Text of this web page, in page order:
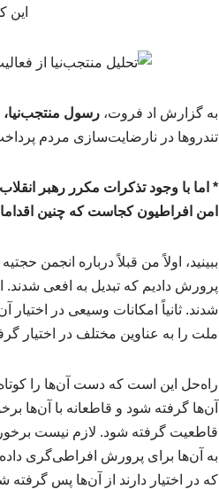
به گزارش اد فروت،رسول
تندروها در نارضایت‌سازی مردم
* اما با وجود تذکرات مکرر رهبر
امن افراطیون کجاست که چنین
ببینید، اولاً من قبلاً درباره انجمن
پرورش دادیم که تبدیل به افعی
شدند. ثانیاً امکانات وسیعی در اختیار
ملت را به عناوین مختلف در اختیار
راه‌حل این است که دست آن‌ها را کوتاه
آن‌ها گرفته شود و قاطعانه با آن‌ها
قاطعیت گرفته شود. لازم نیست
به آن‌ها برای پرورش افراطی‌گری
که در اختیار دارند از آن‌ها پس